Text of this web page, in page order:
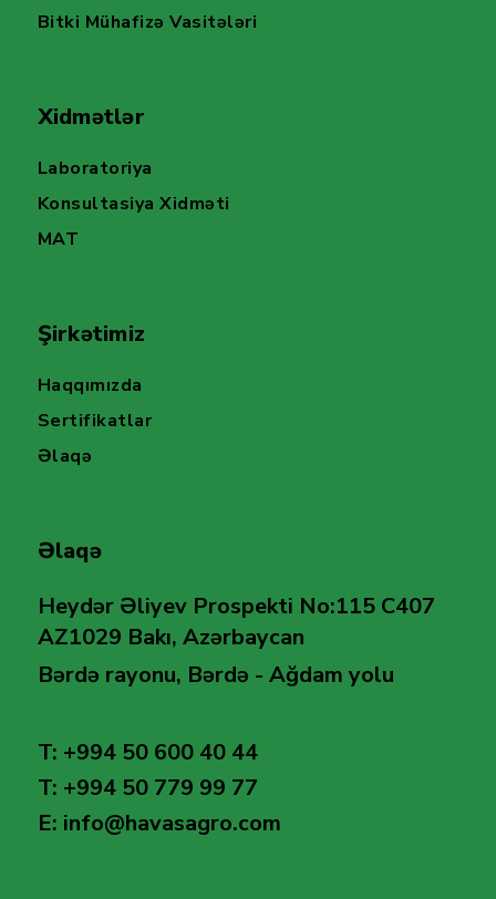
Bitki Mühafizə Vasitələri
Xidmətlər
Laboratoriya
Konsultasiya Xidməti
MAT
Şirkətimiz
Haqqımızda
Sertifikatlar
Əlaqə
Əlaqə
Heydər Əliyev Prospekti No:115 C407
AZ1029 Bakı, Azərbaycan
Bərdə rayonu, Bərdə - Ağdam yolu
T: +994 50 600 40 44
T: +994 50 779 99 77
E: info@havasagro.com